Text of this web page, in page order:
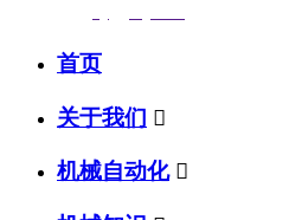
首页
关于我们 
机械自动化 